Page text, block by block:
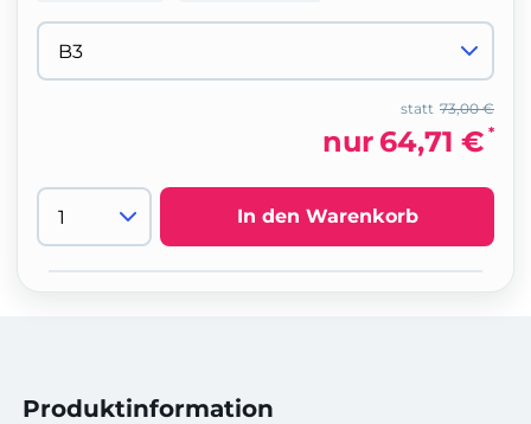
73,00 €
statt
nur 64,71 € *
In den Warenkorb
Produktinformation